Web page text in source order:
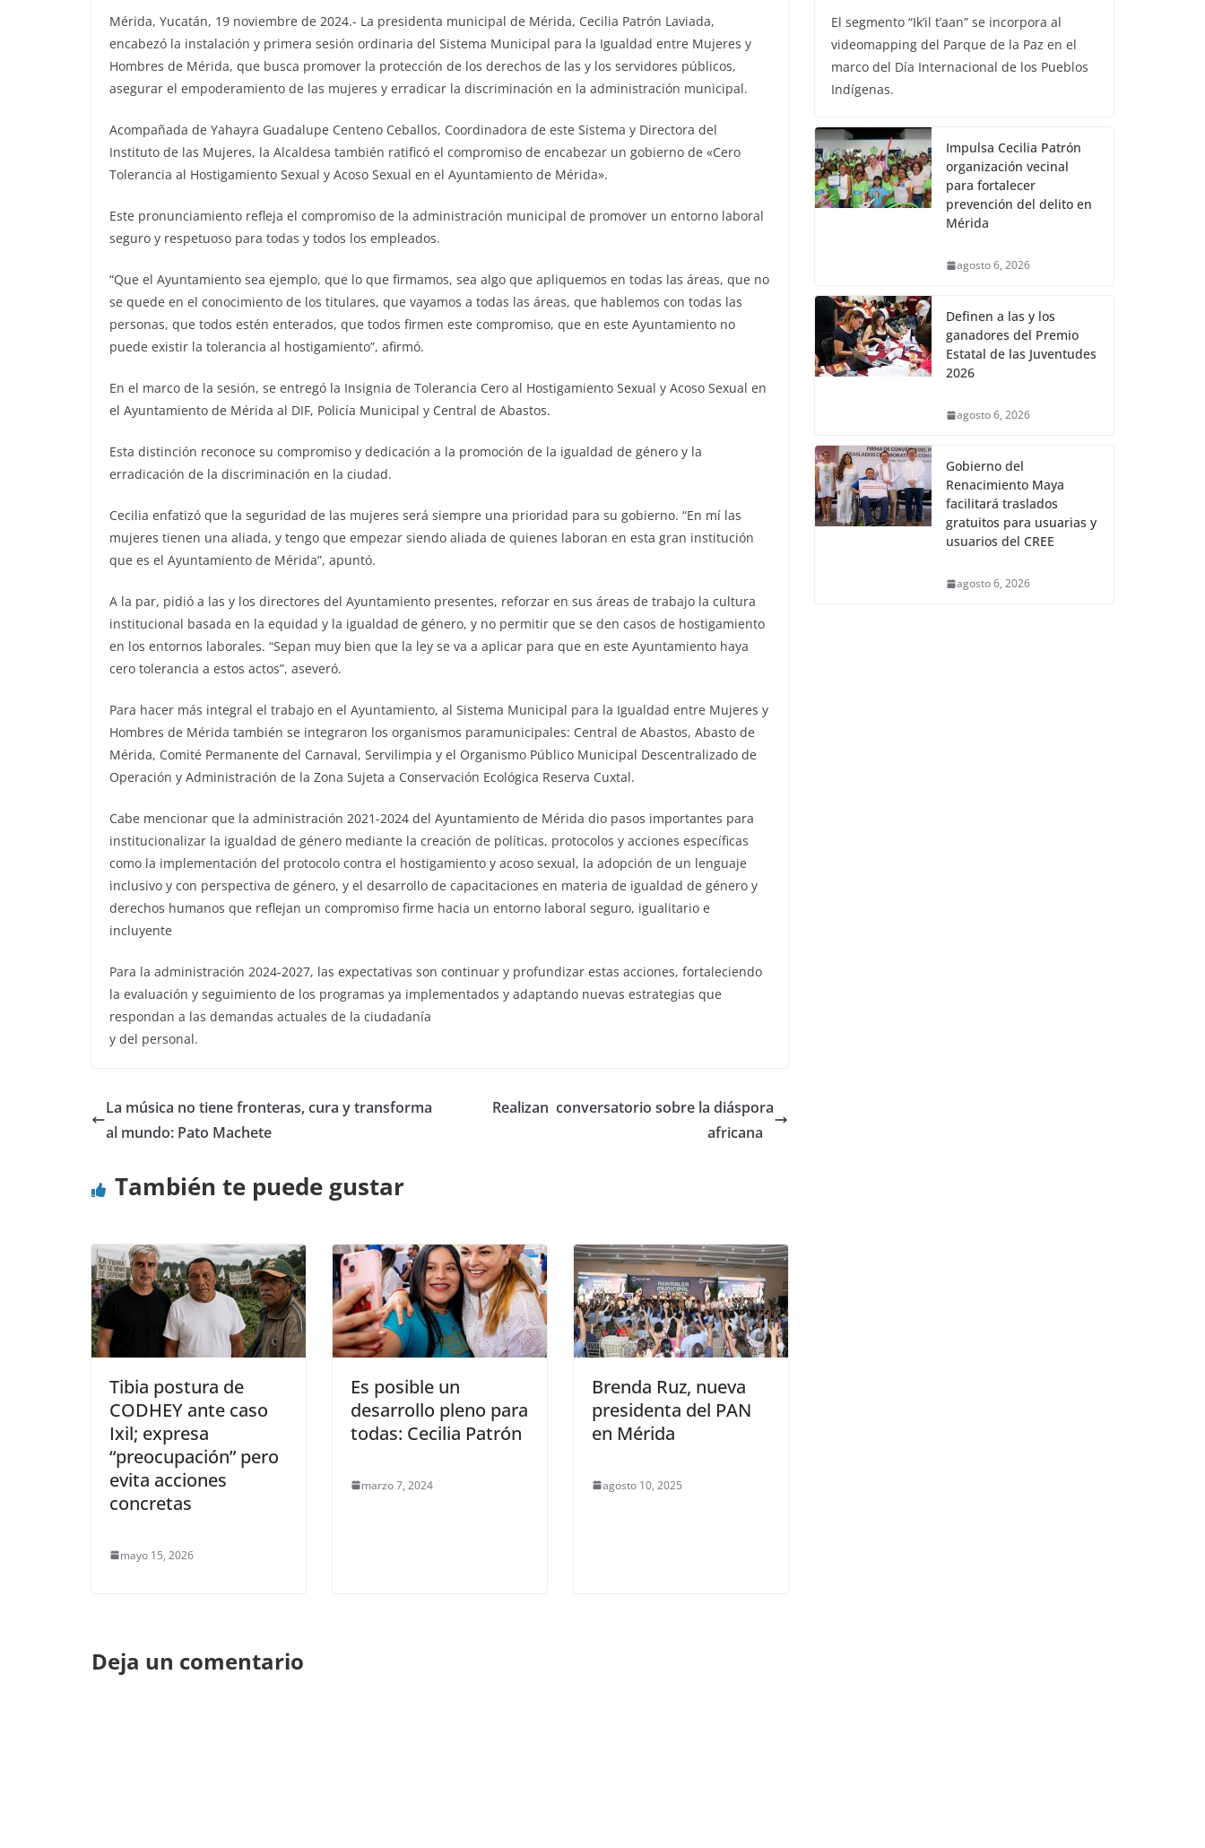
Mérida, Yucatán, 19 noviembre de 2024.- La presidenta municipal de Mérida, Cecilia Patrón Laviada,
encabezó la instalación y primera sesión ordinaria del Sistema Municipal para la Igualdad entre Mujeres y
Hombres de Mérida, que busca promover la protección de los derechos de las y los servidores públicos,
asegurar el empoderamiento de las mujeres y erradicar la discriminación en la administración municipal.
Acompañada de Yahayra Guadalupe Centeno Ceballos, Coordinadora de este Sistema y Directora del
Instituto de las Mujeres, la Alcaldesa también ratificó el compromiso de encabezar un gobierno de «Cero
Tolerancia al Hostigamiento Sexual y Acoso Sexual en el Ayuntamiento de Mérida».
Este pronunciamiento refleja el compromiso de la administración municipal de promover un entorno laboral
seguro y respetuoso para todas y todos los empleados.
“Que el Ayuntamiento sea ejemplo, que lo que firmamos, sea algo que apliquemos en todas las áreas, que no
se quede en el conocimiento de los titulares, que vayamos a todas las áreas, que hablemos con todas las
personas, que todos estén enterados, que todos firmen este compromiso, que en este Ayuntamiento no
puede existir la tolerancia al hostigamiento”, afirmó.
En el marco de la sesión, se entregó la Insignia de Tolerancia Cero al Hostigamiento Sexual y Acoso Sexual en
el Ayuntamiento de Mérida al DIF, Policía Municipal y Central de Abastos.
Esta distinción reconoce su compromiso y dedicación a la promoción de la igualdad de género y la
erradicación de la discriminación en la ciudad.
Cecilia enfatizó que la seguridad de las mujeres será siempre una prioridad para su gobierno. “En mí las
mujeres tienen una aliada, y tengo que empezar siendo aliada de quienes laboran en esta gran institución
que es el Ayuntamiento de Mérida”, apuntó.
A la par, pidió a las y los directores del Ayuntamiento presentes, reforzar en sus áreas de trabajo la cultura
institucional basada en la equidad y la igualdad de género, y no permitir que se den casos de hostigamiento
en los entornos laborales. “Sepan muy bien que la ley se va a aplicar para que en este Ayuntamiento haya
cero tolerancia a estos actos”, aseveró.
Para hacer más integral el trabajo en el Ayuntamiento, al Sistema Municipal para la Igualdad entre Mujeres y
Hombres de Mérida también se integraron los organismos paramunicipales: Central de Abastos, Abasto de
Mérida, Comité Permanente del Carnaval, Servilimpia y el Organismo Público Municipal Descentralizado de
Operación y Administración de la Zona Sujeta a Conservación Ecológica Reserva Cuxtal.
Cabe mencionar que la administración 2021-2024 del Ayuntamiento de Mérida dio pasos importantes para
institucionalizar la igualdad de género mediante la creación de políticas, protocolos y acciones específicas
como la implementación del protocolo contra el hostigamiento y acoso sexual, la adopción de un lenguaje
inclusivo y con perspectiva de género, y el desarrollo de capacitaciones en materia de igualdad de género y
derechos humanos que reflejan un compromiso firme hacia un entorno laboral seguro, igualitario e
incluyente
Para la administración 2024-2027, las expectativas son continuar y profundizar estas acciones, fortaleciendo
la evaluación y seguimiento de los programas ya implementados y adaptando nuevas estrategias que
respondan a las demandas actuales de la ciudadanía
y del personal.
La música no tiene fronteras, cura y transforma
al mundo: Pato Machete
Realizan conversatorio sobre la diáspora
africana
También te puede gustar
Tibia postura de
CODHEY ante caso
Ixil; expresa
“preocupación” pero
evita acciones
concretas
mayo 15, 2026
Es posible un
desarrollo pleno para
todas: Cecilia Patrón
marzo 7, 2024
Brenda Ruz, nueva
presidenta del PAN
en Mérida
agosto 10, 2025
Deja un comentario
El segmento “Ik’il t’aan” se incorpora al
videomapping del Parque de la Paz en el
marco del Día Internacional de los Pueblos
Indígenas.
Impulsa Cecilia Patrón
organización vecinal
para fortalecer
prevención del delito en
Mérida
agosto 6, 2026
Definen a las y los
ganadores del Premio
Estatal de las Juventudes
2026
agosto 6, 2026
Gobierno del
Renacimiento Maya
facilitará traslados
gratuitos para usuarias y
usuarios del CREE
agosto 6, 2026